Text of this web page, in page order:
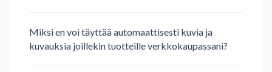
Miksi en voi täyttää automaattisesti kuvia ja
kuvauksia joillekin tuotteille verkkokaupassani?